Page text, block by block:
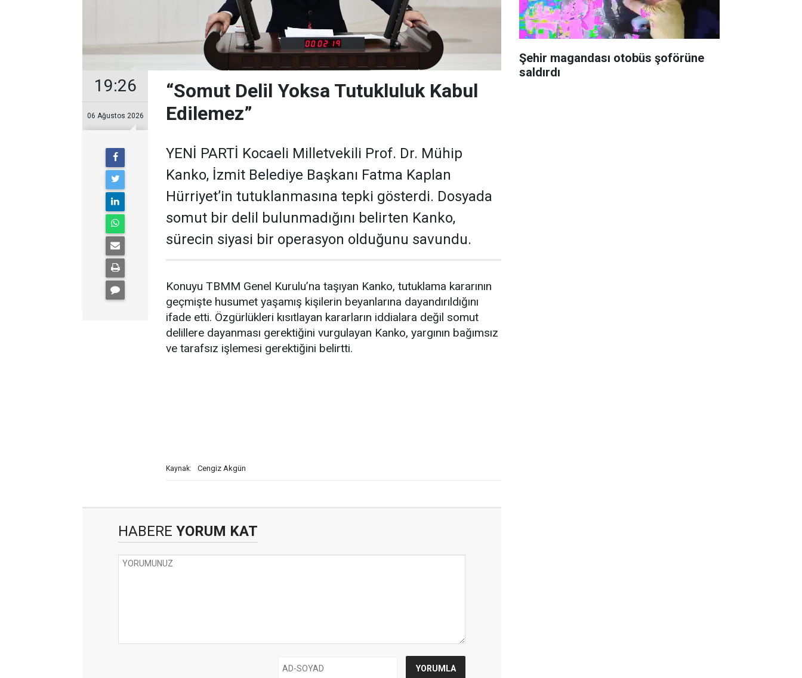
19:26
06 Ağustos 2026
“Somut Delil Yoksa Tutukluluk Kabul
Edilemez”
YENİ PARTİ Kocaeli Milletvekili Prof. Dr. Mühip
Kanko, İzmit Belediye Başkanı Fatma Kaplan
Hürriyet’in tutuklanmasına tepki gösterdi. Dosyada
somut bir delil bulunmadığını belirten Kanko,
sürecin siyasi bir operasyon olduğunu savundu.
Konuyu TBMM Genel Kurulu’na taşıyan Kanko, tutuklama kararının
geçmişte husumet yaşamış kişilerin beyanlarına dayandırıldığını
ifade etti. Özgürlükleri kısıtlayan kararların iddialara değil somut
delillere dayanması gerektiğini vurgulayan Kanko, yargının bağımsız
ve tarafsız işlemesi gerektiğini belirtti.
Kaynak: Cengiz Akgün
HABERE YORUM KAT
Şehir magandası otobüs şoförüne
saldırdı